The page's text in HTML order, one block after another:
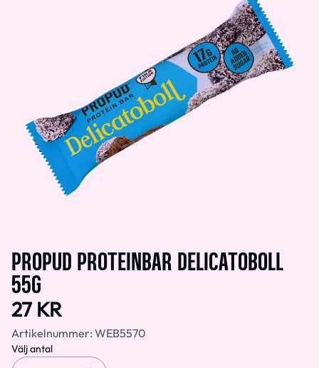
PROPUD PROTEINBAR DELICATOBOLL
55G
27 KR
Artikelnummer: WEB5570
Välj antal